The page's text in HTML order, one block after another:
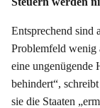
Entsprechend sind
Problemfeld
eine ungenügende
behindert“,
sie die Staaten